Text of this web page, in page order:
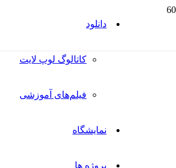
دانلود
کاتالوگ‌ لوپ لایت
فیلم‌های آموزشی
نمایشگاه
پروژه ها